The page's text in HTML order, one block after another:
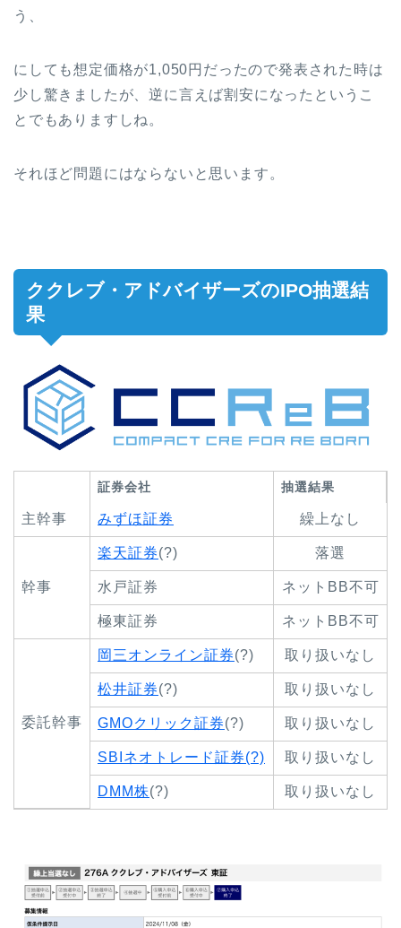
う、
にしても想定価格が1,050円だったので発表された時は
少し驚きましたが、逆に言えば割安になったというこ
とでもありますしね。
それほど問題にはならないと思います。
ククレブ・アドバイザーズのIPO抽選結
果
証券会社 抽選結果
主幹事 みずほ証券 繰上なし
幹事
楽天証券(?) 落選
水戸証券 ネットBB不可
極東証券 ネットBB不可
委託幹事
岡三オンライン証券(?) 取り扱いなし
松井証券(?) 取り扱いなし
GMOクリック証券(?) 取り扱いなし
SBIネオトレード証券(?) 取り扱いなし
DMM株(?) 取り扱いなし